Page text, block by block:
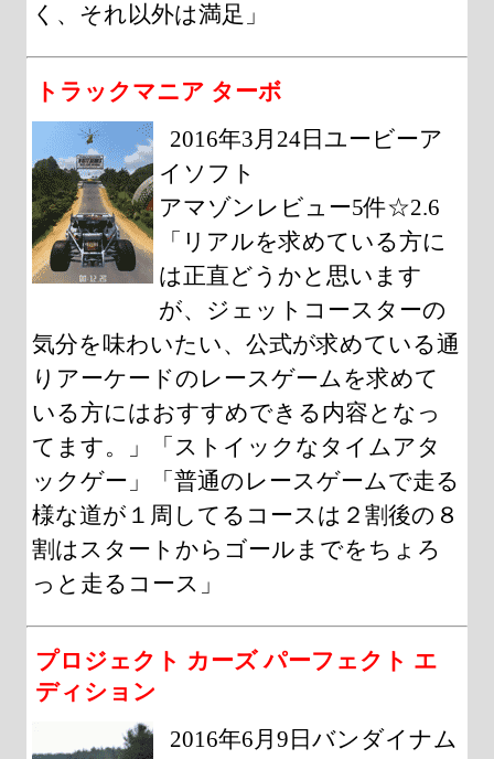
く、それ以外は満足」
トラックマニア ターボ
2016年3月24日ユービーア
イソフト
アマゾンレビュー5件☆2.6
「リアルを求めている方に
は正直どうかと思います
が、ジェットコースターの
気分を味わいたい、公式が求めている通
りアーケードのレースゲームを求めて
いる方にはおすすめできる内容となっ
てます。」「ストイックなタイムアタ
ックゲー」「普通のレースゲームで走る
様な道が１周してるコースは２割後の８
割はスタートからゴールまでをちょろ
っと走るコース」
プロジェクト カーズ パーフェクト エ
ディション
2016年6月9日バンダイナム